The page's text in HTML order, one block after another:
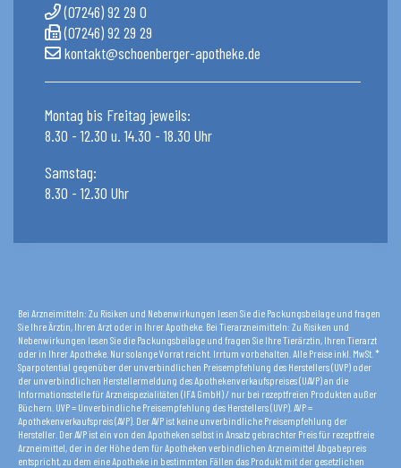
(07246) 92 29 0
(07246) 92 29 29
kontakt@schoenberger-apotheke.de
Montag bis Freitag jeweils:
8.30 - 12.30 u. 14.30 - 18.30 Uhr
Samstag:
8.30 - 12.30 Uhr
Bei Arzneimitteln: Zu Risiken und Nebenwirkungen lesen Sie die Packungsbeilage und fragen
Sie Ihre Ärztin, Ihren Arzt oder in Ihrer Apotheke. Bei Tierarzneimitteln: Zu Risiken und
Nebenwirkungen lesen Sie die Packungsbeilage und fragen Sie Ihre Tierärztin, Ihren Tierarzt
oder in Ihrer Apotheke. Nur solange Vorrat reicht. Irrtum vorbehalten. Alle Preise inkl. MwSt. *
Sparpotential gegenüber der unverbindlichen Preisempfehlung des Herstellers (UVP) oder
der unverbindlichen Herstellermeldung des Apothekenverkaufspreises (UAVP) an die
Informationsstelle für Arzneispezialitäten (IFA GmbH) / nur bei rezeptfreien Produkten außer
Büchern. UVP = Unverbindliche Preisempfehlung des Herstellers (UVP). AVP =
Apothekenverkaufspreis (AVP). Der AVP ist keine unverbindliche Preisempfehlung der
Hersteller. Der AVP ist ein von den Apotheken selbst in Ansatz gebrachter Preis für rezeptfreie
Arzneimittel, der in der Höhe dem für Apotheken verbindlichen Arzneimittel Abgabepreis
entspricht, zu dem eine Apotheke in bestimmten Fällen das Produkt mit der gesetzlichen